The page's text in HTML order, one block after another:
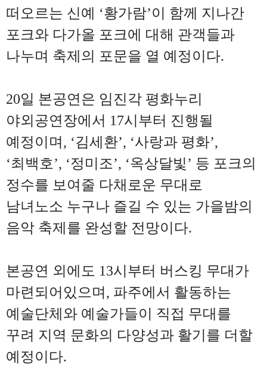
떠오르는 신예 ‘황가람’이 함께 지나간
포크와 다가올 포크에 대해 관객들과
나누며 축제의 포문을 열 예정이다.
20일 본공연은 임진각 평화누리
야외공연장에서 17시부터 진행될
예정이며 , ‘김세환’, ‘사랑과 평화’,
‘최백호’, ‘정미조’, ‘옥상달빛’ 등 포크의
정수를 보여줄 다채로운 무대로
남녀노소 누구나 즐길 수 있는 가을밤의
음악 축제를 완성할 전망이다.
본공연 외에도 13시부터 버스킹 무대가
마련되어있으며 , 파주에서 활동하는
예술단체와 예술가들이 직접 무대를
꾸려 지역 문화의 다양성과 활기를 더할
예정이다.